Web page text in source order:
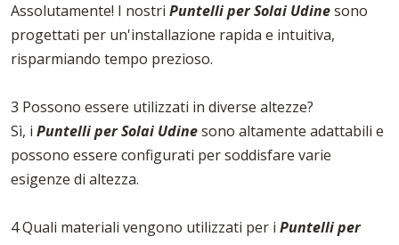
Assolutamente! I nostri Puntelli per Solai Udinesono
progettati per un'installazione rapida e intuitiva,
risparmiando tempo prezioso.
3 Possono essere utilizzati in diverse altezze?
Sì, i Puntelli per Solai Udinesono altamente adattabili e
possono essere configurati per soddisfare varie
esigenze di altezza.
4 Quali materiali vengono utilizzati per i Puntelli per